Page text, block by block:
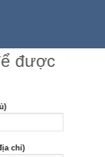
được
chỉ)